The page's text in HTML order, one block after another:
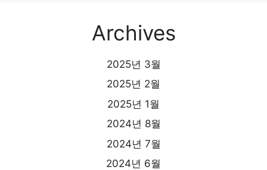
Archives
2025년 3월
2025년 2월
2025년 1월
2024년 8월
2024년 7월
2024년 6월